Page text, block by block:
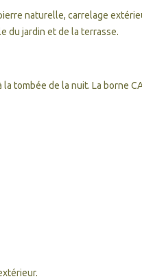
naturelle, carrelage
du jardin et de la terrasse.
tombée de la nuit. La borne